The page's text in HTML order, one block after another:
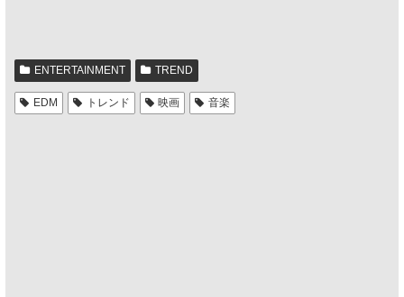
ENTERTAINMENT TREND
EDM トレンド 映画 音楽